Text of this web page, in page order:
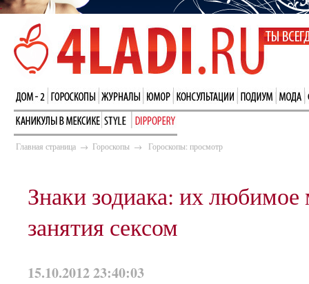
Главная страница → Гороскопы → Гороскопы: просмотр
Знаки зодиака: их любимое
занятия сексом
15.10.2012 23:40:03